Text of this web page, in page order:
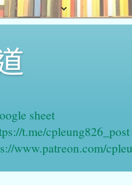
sheet
t.me/cpleung826_post
www.patreon.com/